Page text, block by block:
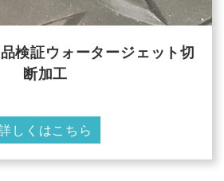
検証ウォータージェット切
断加工
しくはこちら